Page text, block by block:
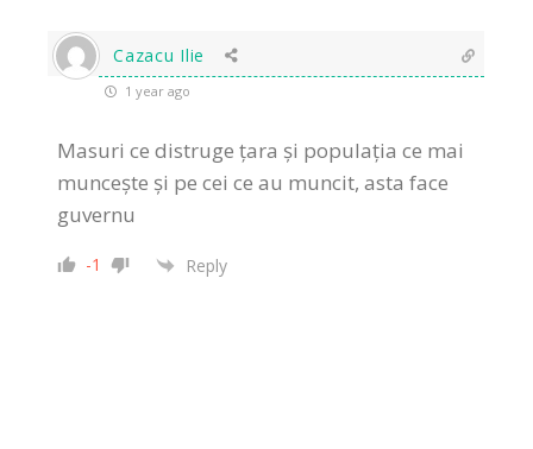
Cazacu Ilie
1 year ago
Masuri ce distruge țara și populația ce mai
muncește și pe cei ce au muncit, asta face
guvernu
-1 Reply